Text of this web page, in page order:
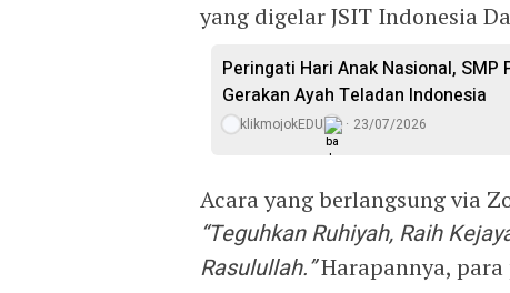
yang digelar JSIT Indonesia
Peringati Hari Anak Nasional, SMP
Gerakan Ayah Teladan Indonesia
klikmojokEDU 23/07/2026
Acara yang berlangsung via
“Teguhkan Ruhiyah, Raih
Rasulullah.”Harapannya,